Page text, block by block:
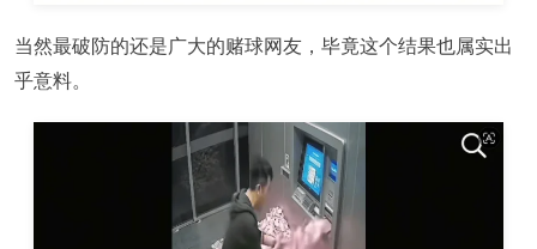
当然最破防的还是广大的赌球网友，毕竟这个结果也属实出
乎意料。